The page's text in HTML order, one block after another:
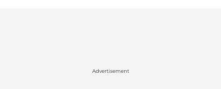
Advertisement